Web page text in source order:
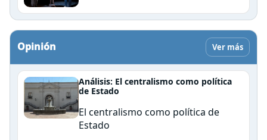
Opinión Ver más
Análisis: El centralismo como política
de Estado
El centralismo como política de
Estado